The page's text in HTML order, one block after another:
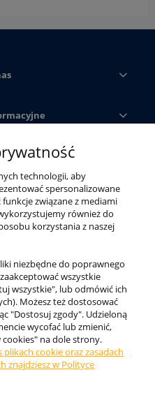
klienta
Odzież robocza, obuwie
jakości ✓. Zadbaj o
technologii, aby
spersonalizowane
związane z mediami
również do
korzystania z naszej
niezbędne do poprawnego
wszystkie
wszystkie", lub odmówić ich
Możesz też dostosować
"Dostosuj zgody". Udzieloną
wycofać lub zmienić,
na dole strony.
plikach cookie oraz zasadach
znajdziesz w Polityce